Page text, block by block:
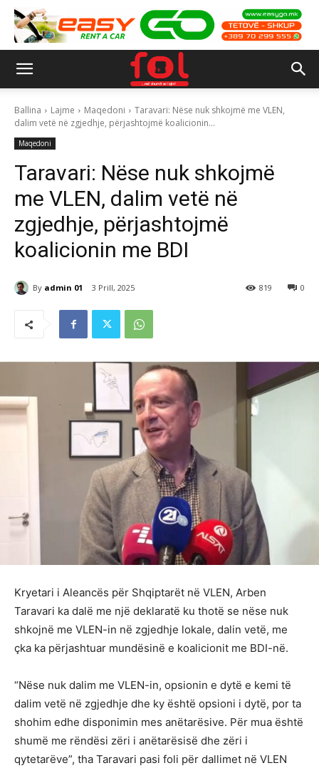
Ballina Lajme Maqedoni
Taravari: Nëse nuk shkojmë me VLEN,
dalim vetë në zgjedhje, përjashtojmë koalicionin...
Maqedoni
Taravari: Nëse nuk shkojmë
me VLEN, dalim vetë në
zgjedhje, përjashtojmë
koalicionin me BDI
By admin 01 3 Prill, 2025 0
819
Kryetari i Aleancës për Shqiptarët në VLEN, Arben
Taravari ka dalë me një deklaratë ku thotë se nëse nuk
shkojnë me VLEN-in në zgjedhje lokale, dalin vetë, me
çka ka përjashtuar mundësinë e koalicionit me BDI-në.
“Nëse nuk dalim me VLEN-in, opsionin e dytë e kemi të
dalim vetë në zgjedhje dhe ky është opsioni i dytë, por ta
shohim edhe disponimin mes anëtarësive. Për mua është
shumë me rëndësi zëri i anëtarësisë dhe zëri i
qytetarëve”, tha Taravari pasi foli për dallimet në VLEN